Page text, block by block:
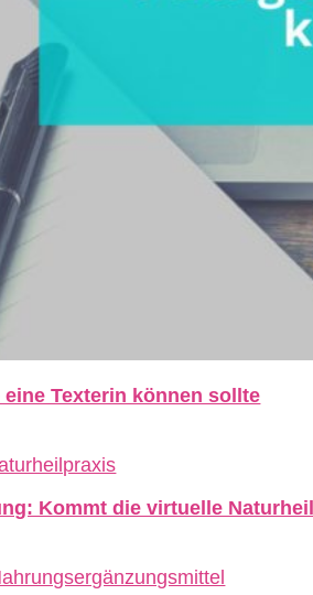
eine Texterin können sollte
Kommt die virtuelle